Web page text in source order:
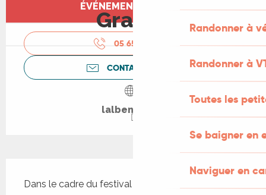
Randonner à
Randonner à
Toutes les
Se baigner en
Naviguer en
ÉVÉNEMENT TERMINÉ
Gratuit
05 65 31 61
CONTACTEZ-NOUS
lalbenque.fr
Dans le cadre du festival Estiv’Oc engrunat.